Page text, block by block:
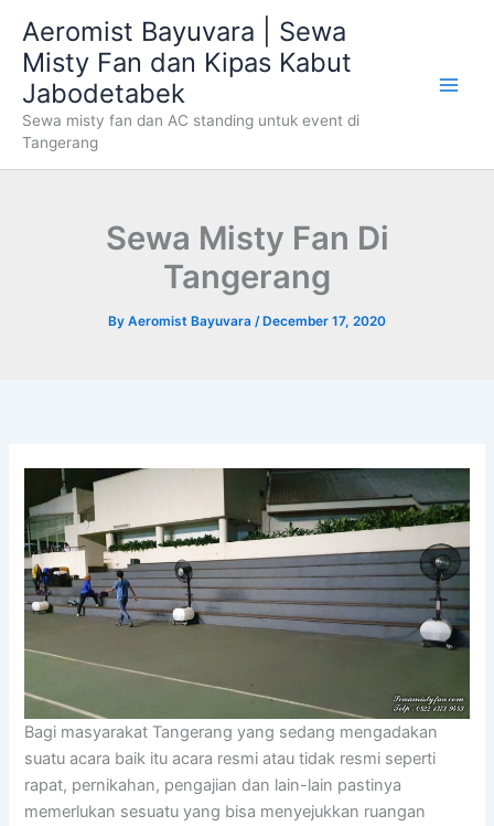
content
Aeromist Bayuvara | Sewa
Misty Fan dan Kipas Kabut
Jabodetabek
Sewa misty fan dan AC standing untuk event di
Tangerang
Sewa Misty Fan Di
Tangerang
By Aeromist Bayuvara / December 17, 2020
Bagi masyarakat Tangerang yang sedang mengadakan
suatu acara baik itu acara resmi atau tidak resmi seperti
rapat, pernikahan, pengajian dan lain-lain pastinya
memerlukan sesuatu yang bisa menyejukkan ruangan